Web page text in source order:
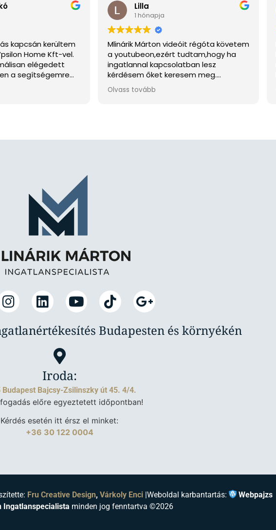
kapcsán kerültem
Home Kft-vel.
elégedett
a segítségemre
tudtam telefonon,
Tőle egy
Lilla
1 hónapja
Mlinárik Márton videóit régóta követem
a youtubeon,ezért tudtam,hogy ha
ingatlannal kapcsolatban lesz
kérdésem őket keresem meg.
Döntésemet nem bántam meg, külön
köszönöm Bencének a profi
Olvass tovább
Budapesten és környékén
Iroda:
Budapest Bajcsy-Zsilinszky út 45. 4/4.
előre egyeztetett időpontban!
Kérdés esetén itt érsz el minket:
+36 30 122 0004
Fru Creative Design, Várkoly Enci |Weboldal karbantartás:
Webpajzs
Ingatlanspecialista minden jog fenntartva ©2026